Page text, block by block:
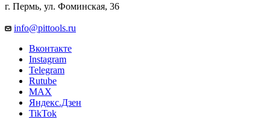
г. Пермь, ул. Фоминская, 36
info@pittools.ru
Вконтакте
Instagram
Telegram
Rutube
MAX
Яндекс.Дзен
TikTok